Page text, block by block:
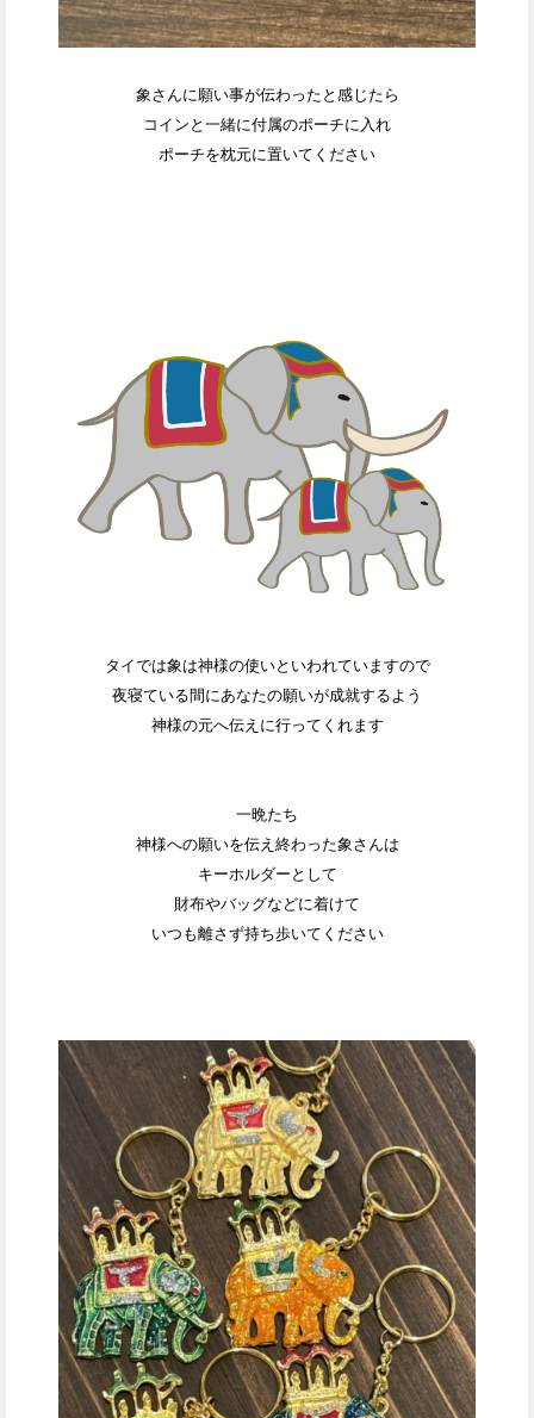
象さんに願い事が伝わったと感じたら
コインと一緒に付属のポーチに入れ
ポーチを枕元に置いてください
タイでは象は神様の使いといわれていますので
夜寝ている間にあなたの願いが成就するよう
神様の元へ伝えに行ってくれます
一晩たち
神様への願いを伝え終わった象さんは
キーホルダーとして
財布やバッグなどに着けて
いつも離さず持ち歩いてください